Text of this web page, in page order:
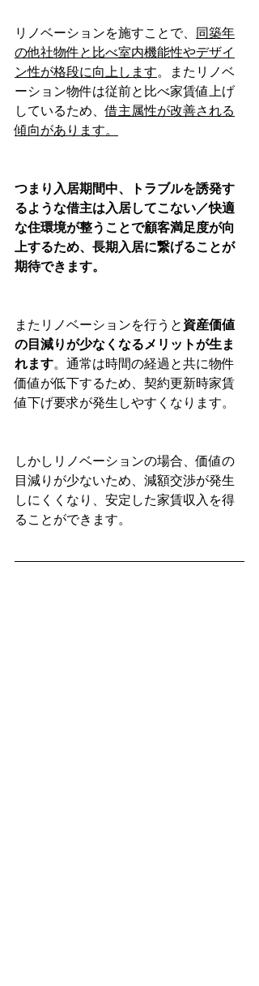
リノベーションを施すことで、
同築年
の他社物件と比べ室内機能性やデザイ
ン性が格段に向上します。またリノベ
ーション物件は従前と比べ家賃値上げ
しているため、借主属性が改善される
傾向があります。
つまり入居期間中、トラブルを誘発す
るような借主は入居してこない／快適
な住環境が整うことで顧客満足度が向
上するため、長期入居に繋げることが
期待できます。
またリノベーションを行うと 資産価値
の目減りが少なくなるメリットが生ま
れます。通常は時間の経過と共に物件
価値が低下するため、契約更新時家賃
値下げ要求が発生しやすくなります。
しかしリノベーションの場合、価値の
目減りが少ないため、減額交渉が発生
しにくくなり、安定した家賃収入を得
ることができます。